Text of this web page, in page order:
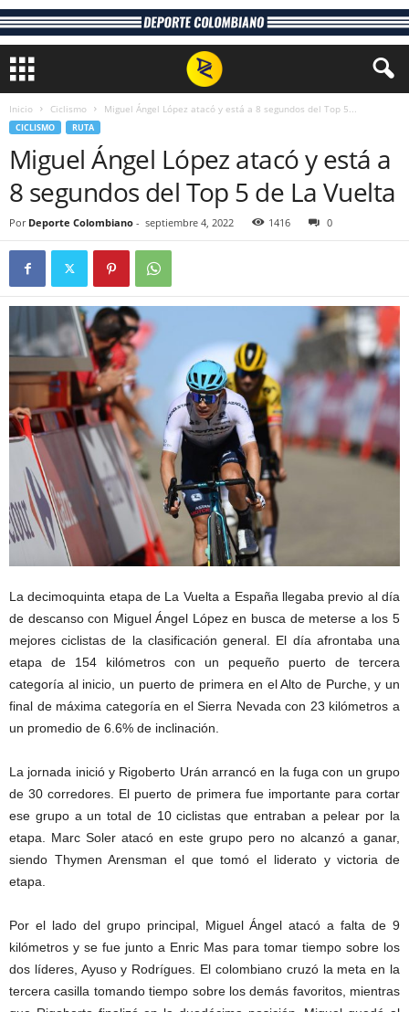
Inicio Ciclismo Miguel Ángel López atacó y está a 8 segundos del Top 5...
CICLISMO RUTA
Miguel Ángel López atacó y está a
8 segundos del Top 5 de La Vuelta
Por Deporte Colombiano - septiembre 4, 2022 1416 0
La decimoquinta etapa de La Vuelta a España llegaba previo al día
de descanso con Miguel Ángel López en busca de meterse a los 5
mejores ciclistas de la clasificación general. El día afrontaba una
etapa de 154 kilómetros con un pequeño puerto de tercera
categoría al inicio, un puerto de primera en el Alto de Purche, y un
final de máxima categoría en el Sierra Nevada con 23 kilómetros a
un promedio de 6.6% de inclinación.
La jornada inició y Rigoberto Urán arrancó en la fuga con un grupo
de 30 corredores. El puerto de primera fue importante para cortar
ese grupo a un total de 10 ciclistas que entraban a pelear por la
etapa. Marc Soler atacó en este grupo pero no alcanzó a ganar,
siendo Thymen Arensman el que tomó el liderato y victoria de
etapa.
Por el lado del grupo principal, Miguel Ángel atacó a falta de 9
kilómetros y se fue junto a Enric Mas para tomar tiempo sobre los
dos líderes, Ayuso y Rodrígues. El colombiano cruzó la meta en la
tercera casilla tomando tiempo sobre los demás favoritos, mientras